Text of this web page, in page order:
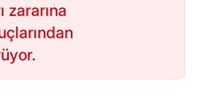
zararına